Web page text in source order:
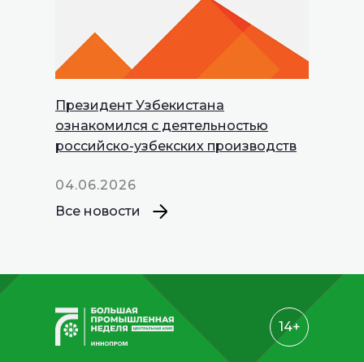
Президент Узбекистана
ознакомился с деятельностью
российско-узбекских производств
04.06.2026
Все новости
14+
INNOPROM
Talks